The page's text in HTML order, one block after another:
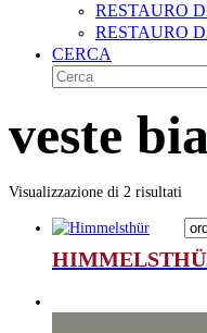
RESTAURO
RESTAURO
CERCA
Cerca
veste
Visualizzazione di 2 risultati